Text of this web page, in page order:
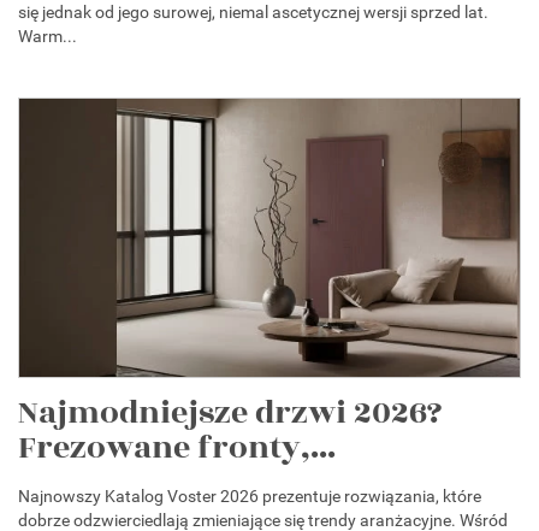
się jednak od jego surowej, niemal ascetycznej wersji sprzed lat.
Warm...
Najmodniejsze drzwi 2026?
Frezowane fronty,...
Najnowszy Katalog Voster 2026 prezentuje rozwiązania, które
dobrze odzwierciedlają zmieniające się trendy aranżacyjne. Wśród